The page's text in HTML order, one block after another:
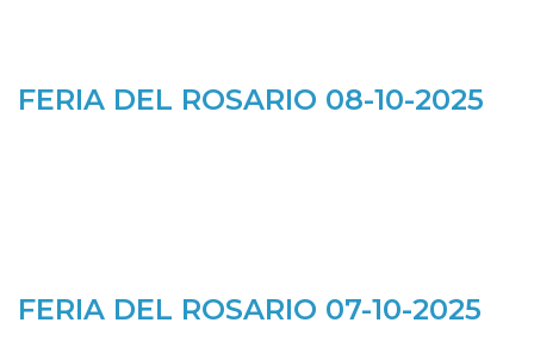
FERIA DEL ROSARIO 08-10-2025
FERIA DEL ROSARIO 07-10-2025